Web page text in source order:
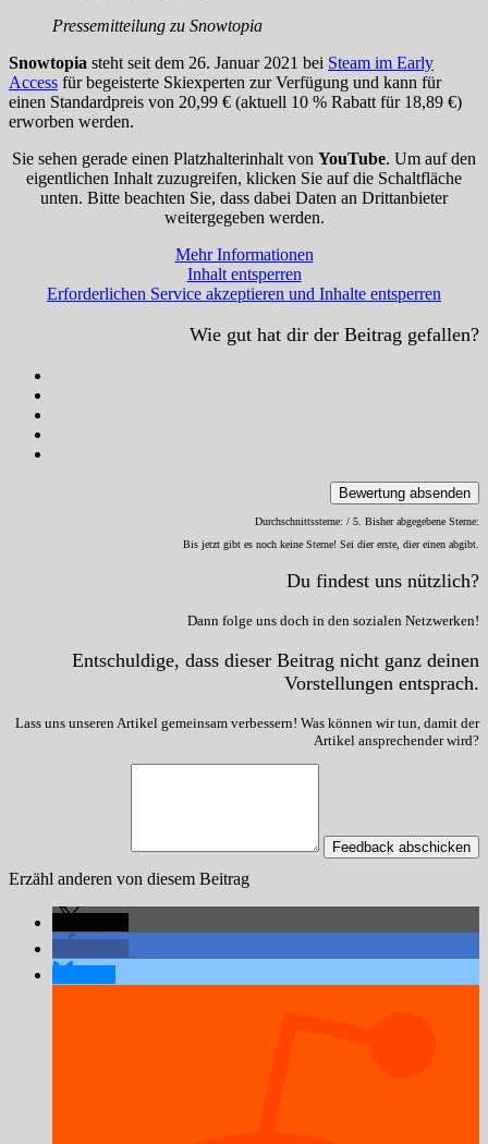
Pressemitteilung zu Snowtopia
Snowtopia steht seit dem 26. Januar 2021 bei Steam im Early
Access für begeisterte Skiexperten zur Verfügung und kann für
einen Standardpreis von 20,99 € (aktuell 10 % Rabatt für 18,89 €)
erworben werden.
Sie sehen gerade einen Platzhalterinhalt von YouTube. Um auf den
eigentlichen Inhalt zuzugreifen, klicken Sie auf die Schaltfläche
unten. Bitte beachten Sie, dass dabei Daten an Drittanbieter
weitergegeben werden.
Mehr Informationen
Inhalt entsperren
Erforderlichen Service akzeptieren und Inhalte entsperren
Wie gut hat dir der Beitrag gefallen?
Bewertung absenden
Durchschnittssterne: / 5. Bisher abgegebene Sterne:
Bis jetzt gibt es noch keine Sterne! Sei dier erste, dier einen abgibt.
Du findest uns nützlich?
Dann folge uns doch in den sozialen Netzwerken!
Entschuldige, dass dieser Beitrag nicht ganz deinen
Vorstellungen entsprach.
Lass uns unseren Artikel gemeinsam verbessern! Was können wir tun, damit der
Artikel ansprechender wird?
Feedback abschicken
Erzähl anderen von diesem Beitrag